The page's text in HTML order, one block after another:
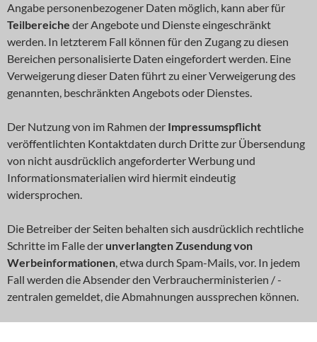
Angabe personenbezogener Daten möglich, kann aber für
Teilbereiche der Angebote und Dienste eingeschränkt
werden. In letzterem Fall können für den Zugang zu diesen
Bereichen personalisierte Daten eingefordert werden. Eine
Verweigerung dieser Daten führt zu einer Verweigerung des
genannten, beschränkten Angebots oder Dienstes.
Der Nutzung von im Rahmen der Impressumspflicht
veröffentlichten Kontaktdaten durch Dritte zur Übersendung
von nicht ausdrücklich angeforderter Werbung und
Informationsmaterialien wird hiermit eindeutig
widersprochen.
Die Betreiber der Seiten behalten sich ausdrücklich rechtliche
Schritte im Falle der unverlangten Zusendung von
Werbeinformationen, etwa durch Spam-Mails, vor. In jedem
Fall werden die Absender den Verbraucherministerien / -
zentralen gemeldet, die Abmahnungen aussprechen können.